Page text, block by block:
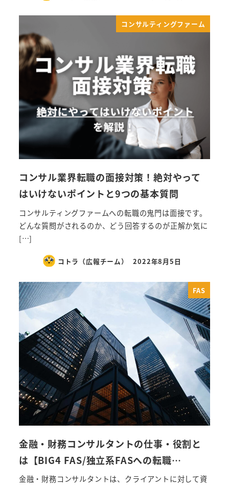
コンサルティングファーム
コンサル業界転職の面接対策！絶対やって
はいけないポイントと9つの基本質問
コンサルティングファームへの転職の鬼門は面接です。
どんな質問がされるのか、どう回答するのが正解か気に
[…]
コトラ（広報チーム） 2022年8月5日
FAS
金融・財務コンサルタントの仕事・役割と
は【BIG4 FAS/独立系FASへの転職…
金融・財務コンサルタントは、クライアントに対して資